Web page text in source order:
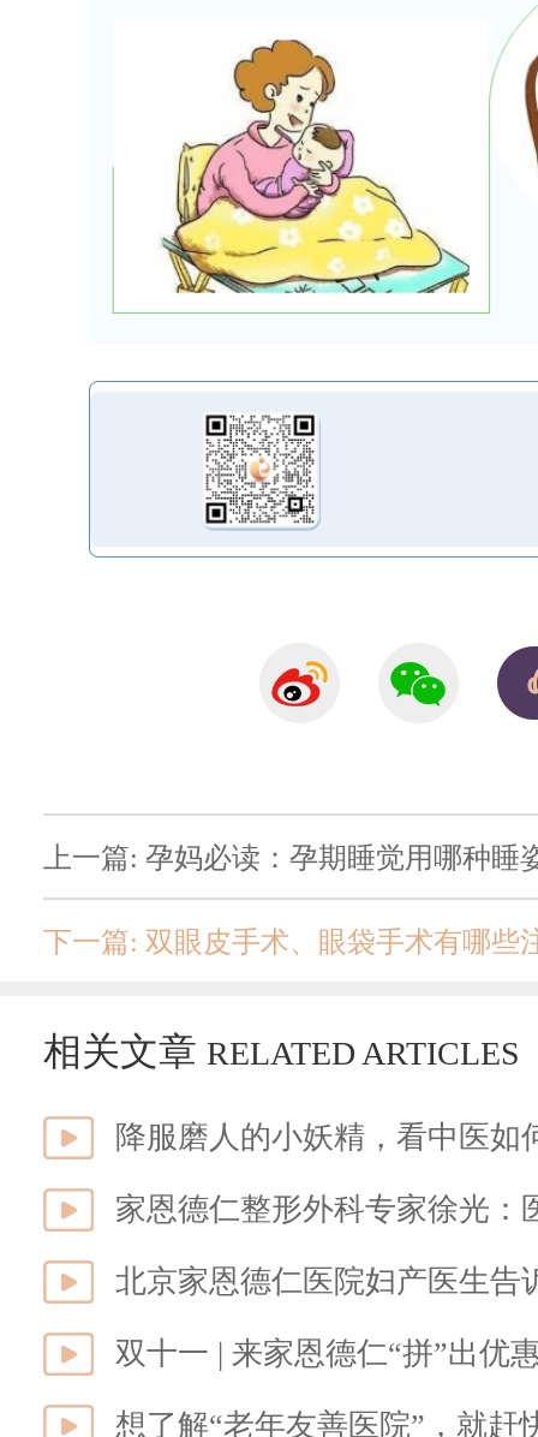
上一篇: 孕妈必读：孕期睡觉用哪种睡
下一篇: 双眼皮手术、眼袋手术有哪些
相关文章 RELATED ARTICLES
降服磨人的小妖精，看中医如
家恩德仁整形外科专家徐光：
北京家恩德仁医院妇产医生告
双十一 | 来家恩德仁“拼”出优
想了解“老年友善医院”，就赶